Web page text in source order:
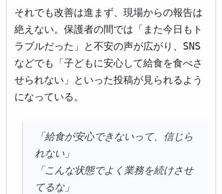
それでも改善は進まず、現場からの報告は
絶えない。保護者の間では「また今日もト
ラブルだった」と不安の声が広がり、SNS
などでも「子どもに安心して給食を食べさ
せられない」といった投稿が見られるよう
になっている。
「給食が安心できないって、信じら
れない」
「こんな状態でよく業務を続けさせ
てるな」